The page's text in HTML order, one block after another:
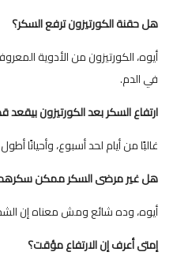
هل حقنة الكورتيزون ترفع السكر؟
أيوه، الكورتيزون من الأدوية
في الدم.
ارتفاع السكر بعد الكورتيزون بيقعد
غالبًا من أيام لحد أسبوع، وأحيانًا
هل غير مرضى السكر ممكن سكرهم
أيوه، وده شائع ومش معناه إن
إمتى أعرف إن الارتفاع مؤقت؟